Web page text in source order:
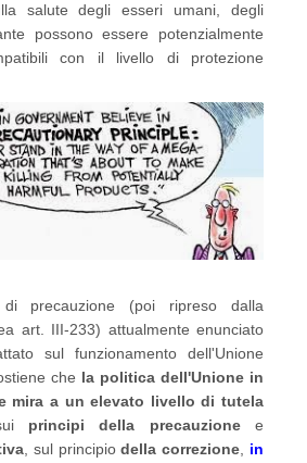
salute degli esseri umani, degli
possono essere potenzialmente
con il livello di protezione
precauzione (poi ripreso dalla
art. III-233) attualmente enunciato
sul funzionamento dell'Unione
che la politica dell'Unione in
mira a un elevato livello di tutela
principi della precauzionee
, sul principiodella correzione in